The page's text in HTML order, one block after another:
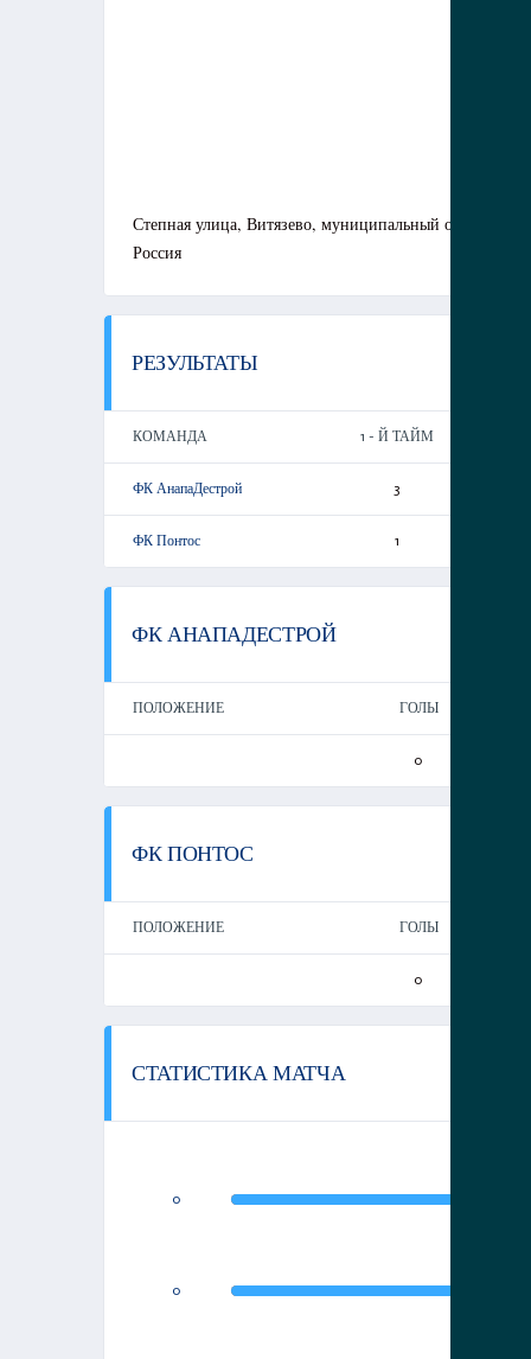
Степная улица, Витязево, муниципальный округ
Россия
РЕЗУЛЬТАТЫ
КОМАНДА 1 - Й ТАЙМ
ФК АнапаДестрой 3
ФК Понтос 1
ФК АНАПАДЕСТРОЙ
ПОЛОЖЕНИЕ ГОЛЫ
0
ФК ПОНТОС
ПОЛОЖЕНИЕ ГОЛЫ
0
СТАТИСТИКА МАТЧА
0
0